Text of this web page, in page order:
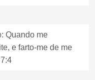
Quando me
e farto-me de me